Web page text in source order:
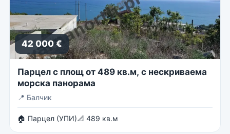
42 000 €
Парцел с площ от 489 кв.м, с нескриваема
морска панорама
📍 Балчик
🏠 Парцел (УПИ)📐 489 кв.м